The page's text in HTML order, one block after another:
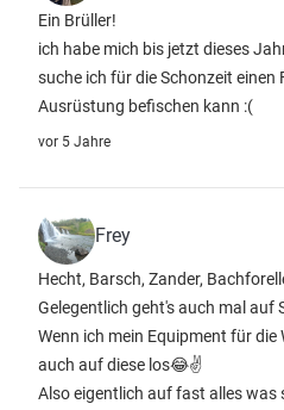
Ein Brüller!
ich habe mich bis jetzt dieses
suche ich für die Schonzeit einen
Ausrüstung befischen kann :(
vor 5 Jahre
Frey
Hecht, Barsch, Zander,
Gelegentlich geht's auch mal auf
Wenn ich mein Equipment für die
auch auf diese los😂✌️
Also eigentlich auf fast alles was